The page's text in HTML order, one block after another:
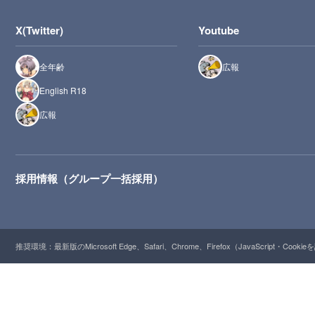
X(Twitter)
全年齢
English R18
広報
Youtube
広報
採用情報（グループ一括採用）
推奨環境：最新版のMicrosoft Edge、Safari、Chrome、Firefox（JavaScript・Cookie